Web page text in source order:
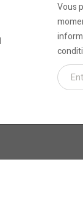
Vous